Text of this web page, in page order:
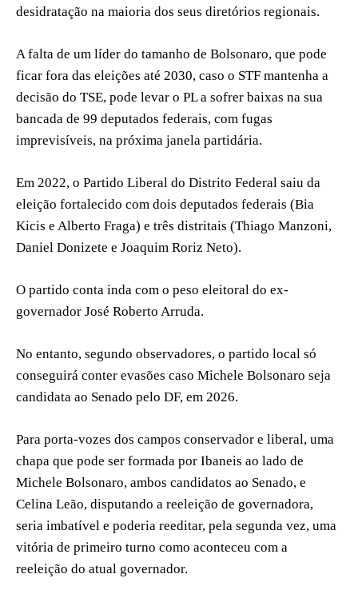
desidratação na maioria dos seus diretórios regionais.
A falta de um líder do tamanho de Bolsonaro, que pode
ficar fora das eleições até 2030, caso o STF mantenha a
decisão do TSE, pode levar o PL a sofrer baixas na sua
bancada de 99 deputados federais, com fugas
imprevisíveis, na próxima janela partidária.
Em 2022, o Partido Liberal do Distrito Federal saiu da
eleição fortalecido com dois deputados federais (Bia
Kicis e Alberto Fraga) e três distritais (Thiago Manzoni,
Daniel Donizete e Joaquim Roriz Neto).
O partido conta inda com o peso eleitoral do ex-
governador José Roberto Arruda.
No entanto, segundo observadores, o partido local só
conseguirá conter evasões caso Michele Bolsonaro seja
candidata ao Senado pelo DF, em 2026.
Para porta-vozes dos campos conservador e liberal, uma
chapa que pode ser formada por Ibaneis ao lado de
Michele Bolsonaro, ambos candidatos ao Senado, e
Celina Leão, disputando a reeleição de governadora,
seria imbatível e poderia reeditar, pela segunda vez, uma
vitória de primeiro turno como aconteceu com a
reeleição do atual governador.